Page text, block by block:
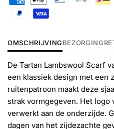
OMSCHRIJVINGBEZORGING
De Tartan Lambswool Scarf
een klassiek design met een
ruitenpatroon maakt deze
strak vormgegeven. Het logo
verwerkt aan de onderzijde.
dagen van het zijdezachte